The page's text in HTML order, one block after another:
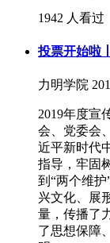
1942 人看过
投票开始啦
力明学院
2019年度宣
会、党委会
近平新时代
指导，牢固
到“两个维护
兴文化、展
量，传播了
了思想保障